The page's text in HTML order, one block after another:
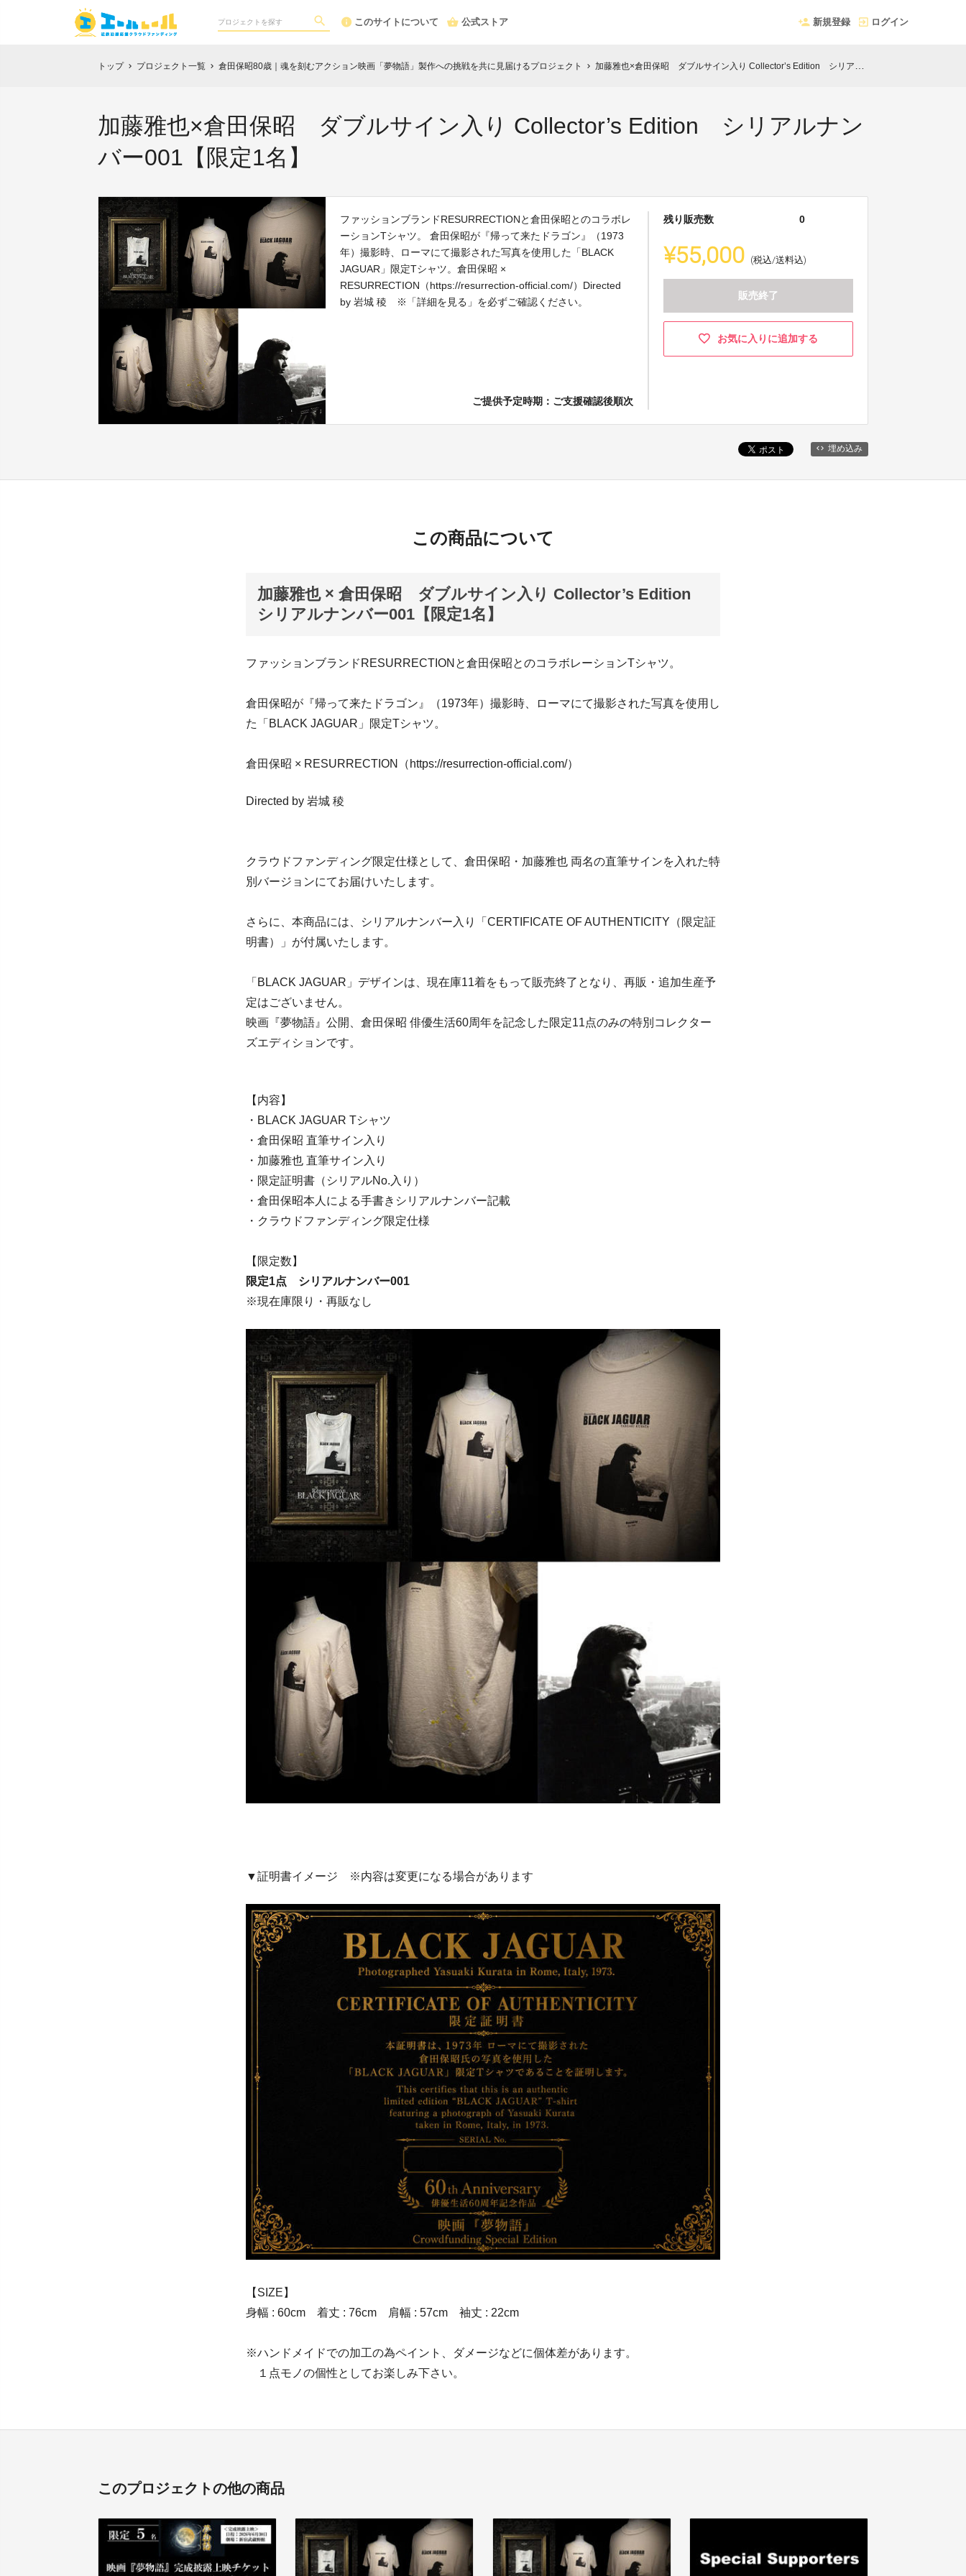
このサイトについて 公式ストア 新規登録 ログイン
トップ chevron_right プロジェクト一覧 chevron_right 倉田保昭80歳｜魂を刻むアクション映画「夢物語」製作への挑戦を共に見届けるプロジェクト chevron_right 加藤雅也×倉田保昭 ダブルサイン入り Collector’s Edition シリアルナンバー001【限定1名】
加藤雅也×倉田保昭 ダブルサイン入り Collector’s Edition シリアルナン
バー001【限定1名】
ファッションブランドRESURRECTIONと倉田保昭とのコラボレ
ーションTシャツ。 倉田保昭が『帰って来たドラゴン』（1973
年）撮影時、ローマにて撮影された写真を使用した「BLACK
JAGUAR」限定Tシャツ。倉田保昭 ×
RESURRECTION（https://resurrection-official.com/）Directed
by 岩城 稜 ※「詳細を見る」を必ずご確認ください。
ご提供予定時期：ご支援確認後順次
残り販売数 0
¥55,000 (税込/送料込)
販売終了
お気に入りに追加する
埋め込み
この商品について
加藤雅也 × 倉田保昭 ダブルサイン入り Collector’s Edition
シリアルナンバー001【限定1名】
ファッションブランドRESURRECTIONと倉田保昭とのコラボレーションTシャツ。
倉田保昭が『帰って来たドラゴン』（1973年）撮影時、ローマにて撮影された写真を使用し
た「BLACK JAGUAR」限定Tシャツ。
倉田保昭 × RESURRECTION（https://resurrection-official.com/）
Directed by 岩城 稜
クラウドファンディング限定仕様として、倉田保昭・加藤雅也 両名の直筆サインを入れた特
別バージョンにてお届けいたします。
さらに、本商品には、シリアルナンバー入り「CERTIFICATE OF AUTHENTICITY（限定証
明書）」が付属いたします。
「BLACK JAGUAR」デザインは、現在庫11着をもって販売終了となり、再販・追加生産予
定はございません。
映画『夢物語』公開、倉田保昭 俳優生活60周年を記念した限定11点のみの特別コレクター
ズエディションです。
【内容】
・BLACK JAGUAR Tシャツ
・倉田保昭 直筆サイン入り
・加藤雅也 直筆サイン入り
・限定証明書（シリアルNo.入り）
・倉田保昭本人による手書きシリアルナンバー記載
・クラウドファンディング限定仕様
【限定数】
限定1点 シリアルナンバー001
※現在庫限り・再販なし
▼証明書イメージ ※内容は変更になる場合があります
【SIZE】
身幅 : 60cm 着丈 : 76cm 肩幅 : 57cm 袖丈 : 22cm
※ハンドメイドでの加工の為ペイント、ダメージなどに個体差があります。
１点モノの個性としてお楽しみ下さい。
このプロジェクトの他の商品